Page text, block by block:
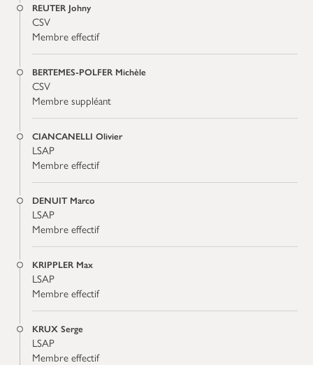
REUTER Johny
CSV
Membre effectif
BERTEMES-POLFER Michèle
CSV
Membre suppléant
CIANCANELLI Olivier
LSAP
Membre effectif
DENUIT Marco
LSAP
Membre effectif
KRIPPLER Max
LSAP
Membre effectif
KRUX Serge
LSAP
Membre effectif